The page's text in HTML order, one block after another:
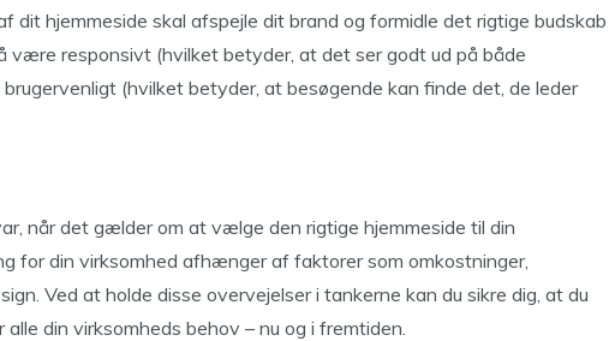
dit hjemmeside skal afspejle dit brand og formidle det rigtige budskab
være responsivt (hvilket betyder, at det ser godt ud på både
(hvilket betyder, at besøgende kan finde det, de leder
når det gælder om at vælge den rigtige hjemmeside til din
for din virksomhed afhænger af faktorer som omkostninger,
Ved at holde disse overvejelser i tankerne kan du sikre dig, at du
din virksomheds behov – nu og i fremtiden.